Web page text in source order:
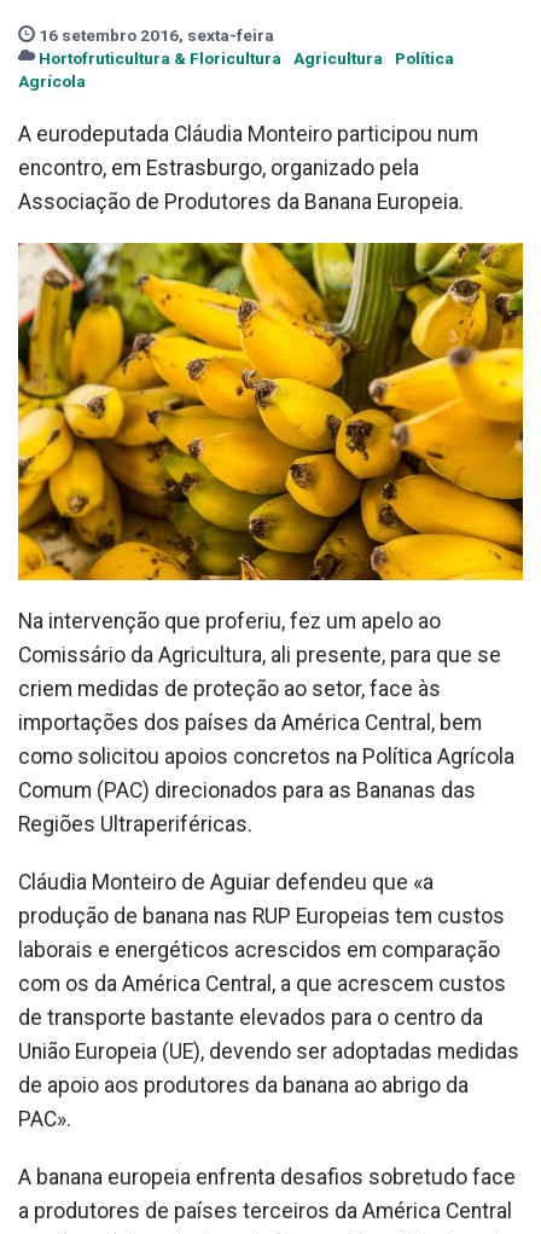
16 setembro 2016, sexta-feira
Hortofruticultura & Floricultura
Agricultura
Política
Agrícola
A eurodeputada Cláudia Monteiro participou num
encontro, em Estrasburgo, organizado pela
Associação de Produtores da Banana Europeia.
Na intervenção que proferiu, fez um apelo ao
Comissário da Agricultura, ali presente, para que se
criem medidas de proteção ao setor, face às
importações dos países da América Central, bem
como solicitou apoios concretos na Política Agrícola
Comum (PAC) direcionados para as Bananas das
Regiões Ultraperiféricas.
Cláudia Monteiro de Aguiar defendeu que «a
produção de banana nas RUP Europeias tem custos
laborais e energéticos acrescidos em comparação
com os da América Central, a que acrescem custos
de transporte bastante elevados para o centro da
União Europeia (UE), devendo ser adoptadas medidas
de apoio aos produtores da banana ao abrigo da
PAC».
A banana europeia enfrenta desafios sobretudo face
a produtores de países terceiros da América Central